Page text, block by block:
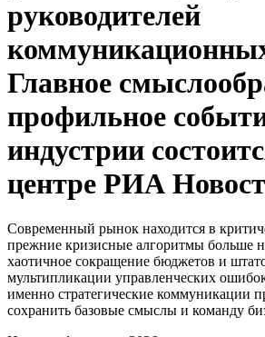
руководителей
Главное
профильное
индустрии
центре РИА
Современный рынок находится в
прежние кризисные алгоритмы больше
хаотичное сокращение бюджетов и
мультипликации управленческих
именно стратегические коммуникации
сохранить базовые смыслы и команду